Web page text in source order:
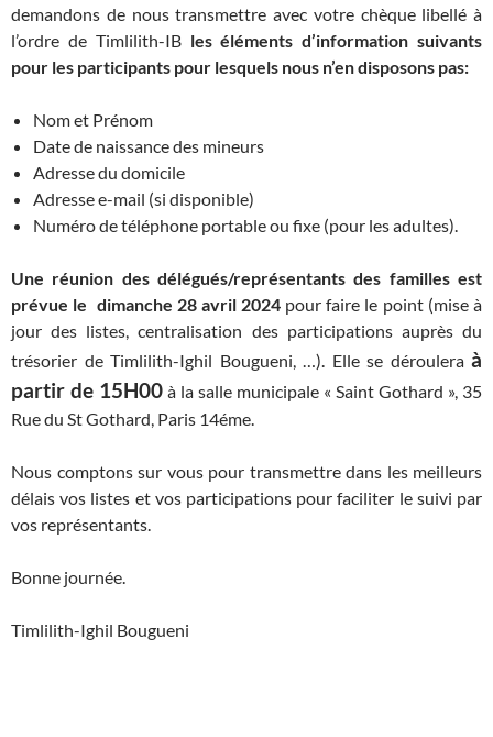
demandons de nous transmettre avec votre chèque libellé à
l’ordre de Timlilith-IBles éléments d’information suivants
pour les participants pour lesquels nous n’en disposons pas:
Nom et Prénom
Date de naissance des mineurs
Adresse du domicile
Adresse e-mail (si disponible)
Numéro de téléphone portable ou fixe (pour les adultes).
Une réunion des délégués/représentants des familles est
prévue le dimanche 28 avril 2024 pour faire le point (mise à
jour des listes, centralisation des participations auprès du
trésorier de Timlilith-Ighil Bougueni, …). Elle se déroulera à
partir de 15H00 à la salle municipale « Saint Gothard », 35
Rue du St Gothard, Paris 14éme.
Nous comptons sur vous pour transmettre dans les meilleurs
délais vos listes et vos participations pour faciliter le suivi par
vos représentants.
Bonne journée.
Timlilith-Ighil Bougueni